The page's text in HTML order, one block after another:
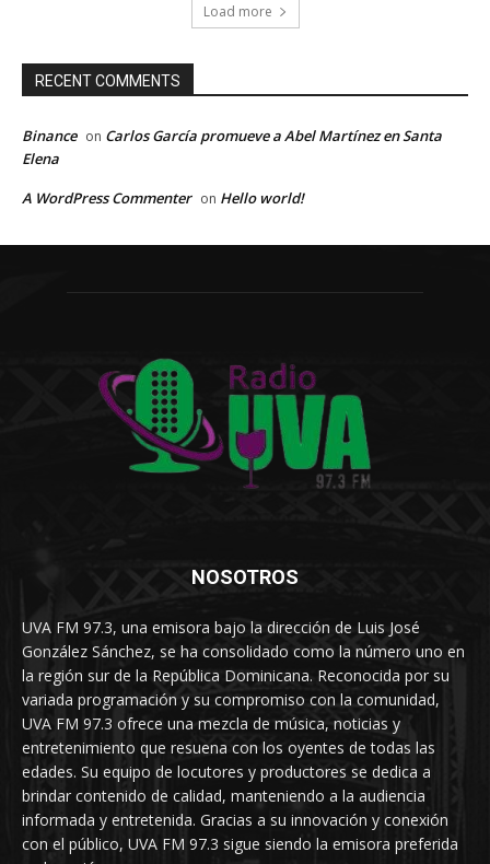
Load more
RECENT COMMENTS
Binance on Carlos García promueve a Abel Martínez en Santa
Elena
A WordPress Commenter on Hello world!
NOSOTROS
UVA FM 97.3, una emisora bajo la dirección de Luis José
González Sánchez, se ha consolidado como la número uno en
la región sur de la República Dominicana. Reconocida por su
variada programación y su compromiso con la comunidad,
UVA FM 97.3 ofrece una mezcla de música, noticias y
entretenimiento que resuena con los oyentes de todas las
edades. Su equipo de locutores y productores se dedica a
brindar contenido de calidad, manteniendo a la audiencia
informada y entretenida. Gracias a su innovación y conexión
con el público, UVA FM 97.3 sigue siendo la emisora preferida